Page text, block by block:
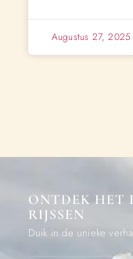
Augustus 27, 2025
ONTDEK HET
RIJSSEN
Duik in de unieke